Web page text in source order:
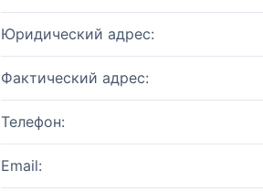
Юридический адрес:
Фактический адрес:
Телефон:
Email: